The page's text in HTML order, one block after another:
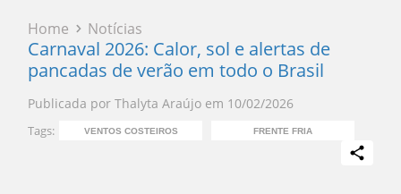
Home Notícias
Carnaval 2026: Calor, sol e alertas de
pancadas de verão em todo o Brasil
Publicada por Thalyta Araújo em 10/02/2026
Tags: VENTOS COSTEIROS FRENTE FRIA